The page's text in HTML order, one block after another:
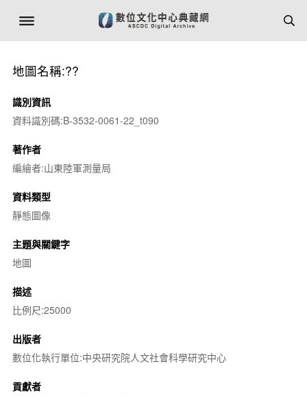
地圖名稱:??
識別資訊
資料識別碼:B-3532-0061-22_t090
著作者
編繪者:山東陸軍測量局
資料類型
靜態圖像
主題與關鍵字
地圖
描述
比例尺:25000
出版者
數位化執行單位:中央研究院人文社會科學研究中心
貢獻者